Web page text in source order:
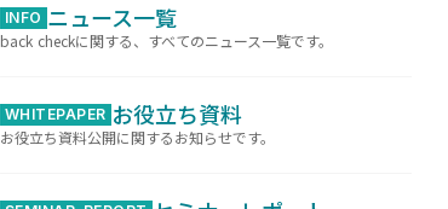
INFO ニュース一覧
back checkに関する、すべてのニュース一覧です。
WHITEPAPER お役立ち資料
お役立ち資料公開に関するお知らせです。